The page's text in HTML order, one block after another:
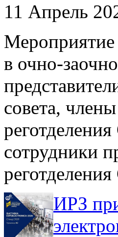
11 Апрель
в очно-
совета,
сотрудники
ИРЗ